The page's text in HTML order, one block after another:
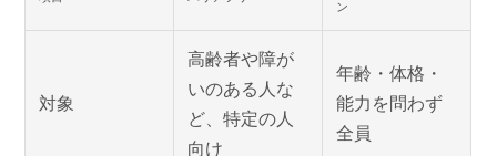
ン
対象
高齢者や障が
いのある人な
ど、特定の人
向け
年齢・体格・
能力を問わず
全員